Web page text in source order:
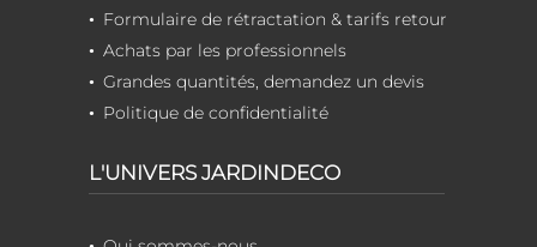
Formulaire de rétractation & tarifs retour
Achats par les professionnels
Grandes quantités, demandez un devis
Politique de confidentialité
L'UNIVERS JARDINDECO